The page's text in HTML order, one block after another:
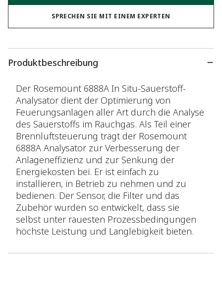
SPRECHEN SIE MIT EINEM EXPERTEN
Produktbeschreibung
Der Rosemount 6888A In Situ-Sauerstoff-
Analysator dient der Optimierung von
Feuerungsanlagen aller Art durch die Analyse
des Sauerstoffs im Rauchgas. Als Teil einer
Brennluftsteuerung trägt der Rosemount
6888A Analysator zur Verbesserung der
Anlageneffizienz und zur Senkung der
Energiekosten bei. Er ist einfach zu
installieren, in Betrieb zu nehmen und zu
bedienen. Der Sensor, die Filter und das
Zubehör wurden so entwickelt, dass sie
selbst unter rauesten Prozessbedingungen
höchste Leistung und Langlebigkeit bieten.